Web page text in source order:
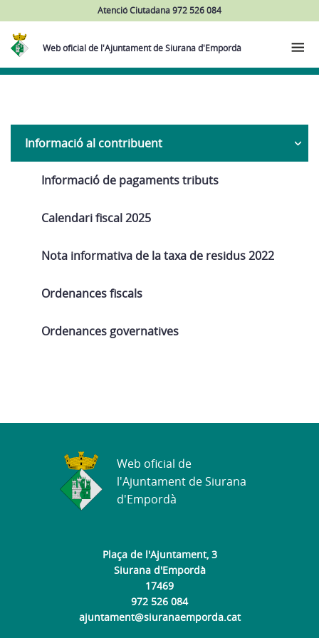
Atenció Ciutadana 972 526 084
Web oficial de l'Ajuntament de Siurana d'Empordà
Navega
Informació al contribuent
Informació de pagaments tributs
Calendari fiscal 2025
Nota informativa de la taxa de residus 2022
Ordenances fiscals
Ordenances governatives
Plaça de l'Ajuntament, 3
Siurana d'Empordà
17469
972 526 084
ajuntament@siuranaemporda.cat
Web oficial de
l'Ajuntament de Siurana
d'Empordà